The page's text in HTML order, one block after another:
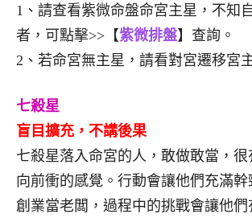
1、請查看紫微命盤命宮主星，不知
者，可點擊>>【紫微排盤】查詢。
2、若命宮無主星，請看對宮遷移宮
七殺星
盲目擴充，不講後果
七殺星落入命宮的人，敢做敢當，
向前衝的感覺。行動會讓他們充滿
創業當老闆，過程中的挑戰會讓他們